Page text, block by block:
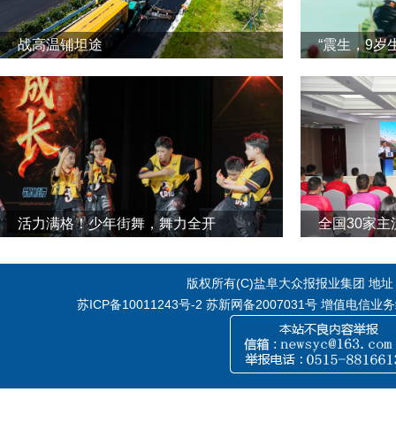
战高温铺坦途 “震生，9岁
活力满格！少年街舞，舞力全开 全国30家主
版权所有(C)盐阜大众报报业集团 地
苏ICP备10011243号-2 苏新网备2007031号 增值电信业